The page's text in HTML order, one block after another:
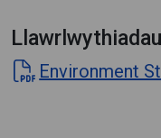
Llawrlwythiadau
Environment